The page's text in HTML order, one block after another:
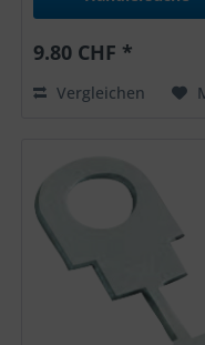
9.80 CHF *
Vergleichen